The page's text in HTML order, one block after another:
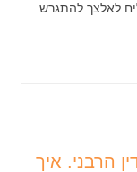
לאלצך להתגרש.
הרבני. איך